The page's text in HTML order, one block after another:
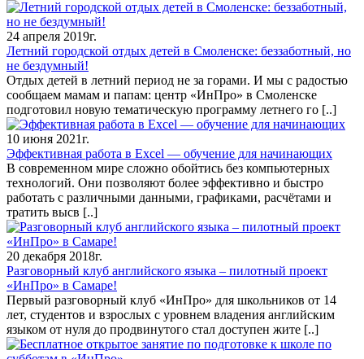
24 апреля 2019г.
Летний городской отдых детей в Смоленске: беззаботный, но
не бездумный!
Отдых детей в летний период не за горами. И мы с радостью
сообщаем мамам и папам: центр «ИнПро» в Смоленске
подготовил новую тематическую программу летнего го [..]
10 июня 2021г.
Эффективная работа в Excel — обучение для начинающих
В современном мире сложно обойтись без компьютерных
технологий. Они позволяют более эффективно и быстро
работать с различными данными, графиками, расчётами и
тратить высв [..]
20 декабря 2018г.
Разговорный клуб английского языка – пилотный проект
«ИнПро» в Самаре!
Первый разговорный клуб «ИнПро» для школьников от 14
лет, студентов и взрослых с уровнем владения английским
языком от нуля до продвинутого стал доступен жите [..]